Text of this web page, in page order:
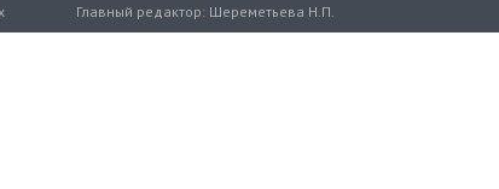
Главный редактор: Шереметьева Н.П.